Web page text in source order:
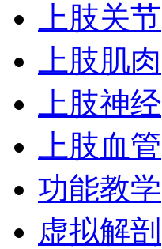
上肢关节
上肢肌肉
上肢神经
上肢血管
功能教学
虚拟解剖